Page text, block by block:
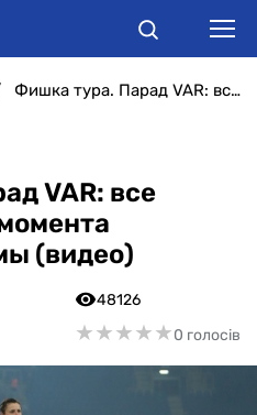
Фишка тура. Парад VAR: все серии фильма с момента введения системы (видео)
VAR: все
(видео)
48126
★★★★★
★★★★★0 голосів